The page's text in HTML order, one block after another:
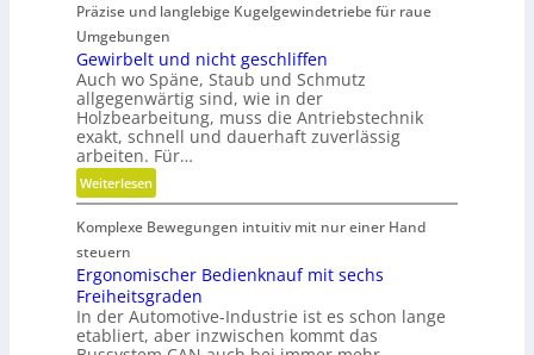
r
m
a
t
u
r
e
t
e
h
n
i
k
u
n
s
t
s
t
o
f
f
b
ä
l
l
e
Präzise und langlebige Kugelgewindetriebe für raue
Umgebungen
Gewirbelt und nicht geschliffen
Auch wo Späne, Staub und Schmutz
allgegenwärtig sind, wie in der
Holzbearbeitung, muss die Antriebstechnik
exakt, schnell und dauerhaft zuverlässig
arbeiten. Für…
Weiterlesen:
G
e
i
r
b
e
Komplexe Bewegungen intuitiv mit nur einer Hand
steuern
Ergonomischer Bedienknauf mit sechs
Freiheitsgraden
In der Automotive-Industrie ist es schon lange
etabliert, aber inzwischen kommt das